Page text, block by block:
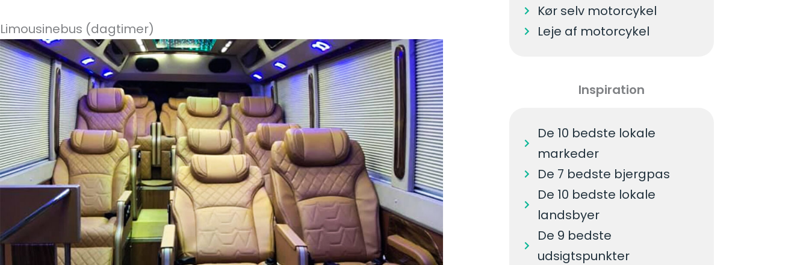
Limousinebus (dagtimer)
Kør selv motorcykel
Leje af motorcykel
Inspiration
De 10 bedste lokale
markeder
De 7 bedste bjergpas
De 10 bedste lokale
landsbyer
De 9 bedste
udsigtspunkter